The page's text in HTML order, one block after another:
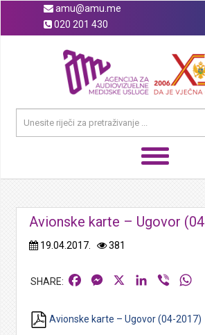
amu@amu.me
020 201 430
Avionske karte – Ugovor
19.04.2017. 381
FacebookMessengerLinkedIn
Viber
Avionske karte – Ugovor (04-2017)